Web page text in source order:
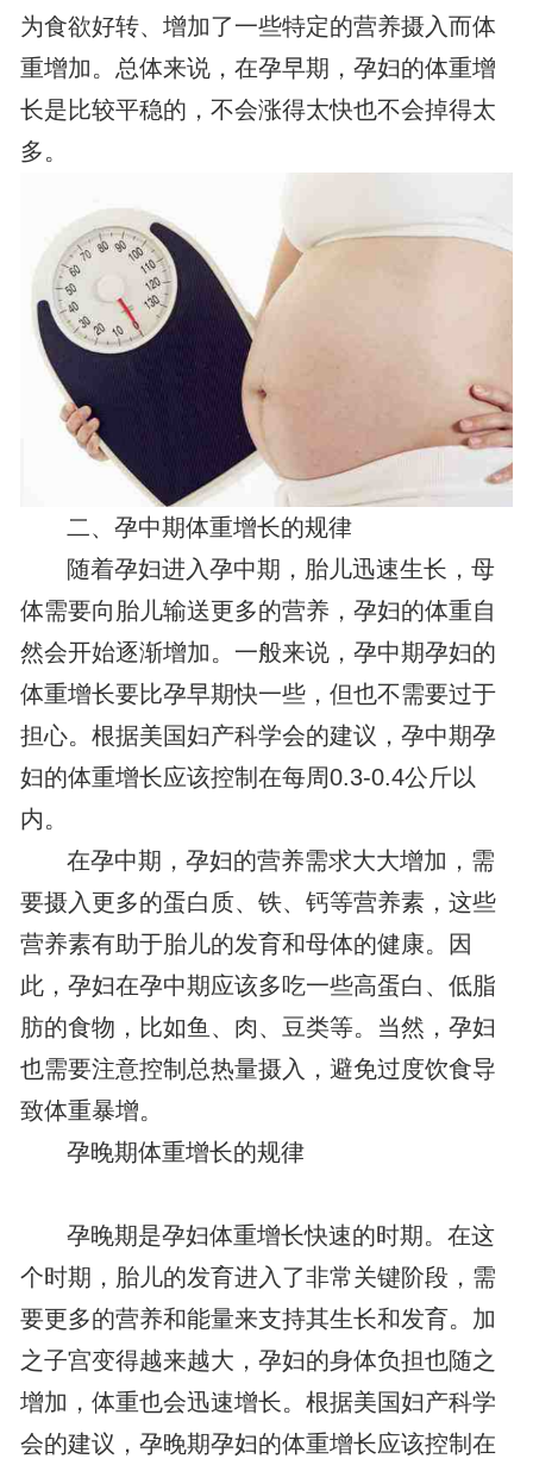
为食欲好转、增加了一些特定的营养摄入而体
重增加。总体来说，在孕早期，孕妇的体重增
长是比较平稳的，不会涨得太快也不会掉得太
多。
二、孕中期体重增长的规律
随着孕妇进入孕中期，胎儿迅速生长，母
体需要向胎儿输送更多的营养，孕妇的体重自
然会开始逐渐增加。一般来说，孕中期孕妇的
体重增长要比孕早期快一些，但也不需要过于
担心。根据美国妇产科学会的建议，孕中期孕
妇的体重增长应该控制在每周0.3-0.4公斤以
内。
在孕中期，孕妇的营养需求大大增加，需
要摄入更多的蛋白质、铁、钙等营养素，这些
营养素有助于胎儿的发育和母体的健康。因
此，孕妇在孕中期应该多吃一些高蛋白、低脂
肪的食物，比如鱼、肉、豆类等。当然，孕妇
也需要注意控制总热量摄入，避免过度饮食导
致体重暴增。
孕晚期体重增长的规律
孕晚期是孕妇体重增长快速的时期。在这
个时期，胎儿的发育进入了非常关键阶段，需
要更多的营养和能量来支持其生长和发育。加
之子宫变得越来越大，孕妇的身体负担也随之
增加，体重也会迅速增长。根据美国妇产科学
会的建议，孕晚期孕妇的体重增长应该控制在